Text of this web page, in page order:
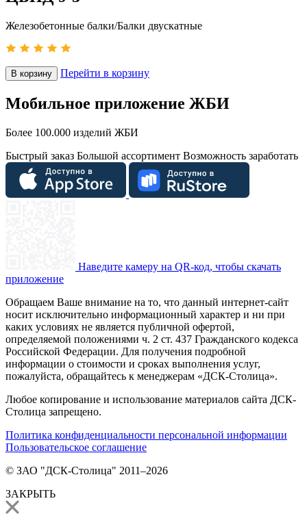
Железобетонные балки/Балки двускатные
В корзину Перейти в корзину
Мобильное приложение ЖБИ
Более 100.000 изделий ЖБИ
Быстрый заказ Большой ассортимент Возможность заработать
Наведите камеру на QR-код, чтобы скачать
приложение
Обращаем Ваше внимание на то, что данный интернет-сайт
носит исключительно информационный характер и ни при
каких условиях не является публичной офертой,
определяемой положениями ч. 2 ст. 437 Гражданского кодекса
Российской Федерации. Для получения подробной
информации о стоимости и сроках выполнения услуг,
пожалуйста, обращайтесь к менеджерам «ДСК-Столица».
Любое копирование и использование материалов сайта ДСК-
Столица запрещено.
Политика конфиденциальности персональной информации
Пользовательское соглашение
© ЗАО "ДСК-Столица" 2011–2026
ЗАКРЫТЬ